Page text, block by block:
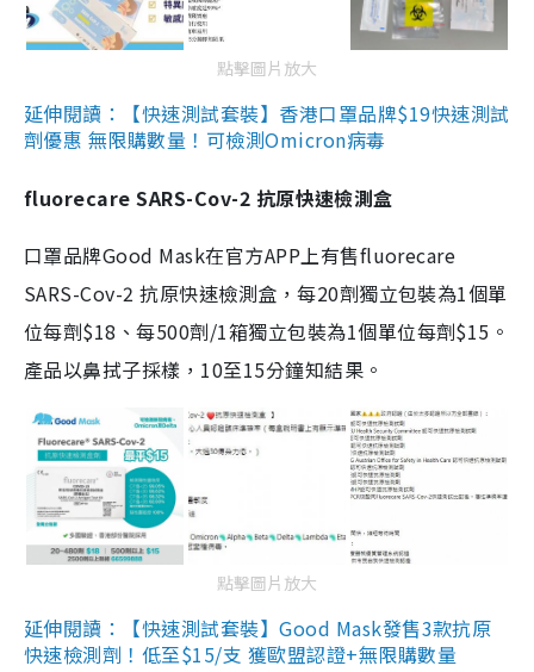
點擊圖片放大
延伸閱讀：【快速測試套裝】香港口罩品牌$19快速測試
劑優惠 無限購數量！可檢測Omicron病毒
fluorecare SARS-Cov-2 抗原快速檢測盒
口罩品牌Good Mask在官方APP上有售fluorecare
SARS-Cov-2 抗原快速檢測盒，每20劑獨立包裝為1個單
位每劑$18、每500劑/1箱獨立包裝為1個單位每劑$15。
產品以鼻拭子採樣，10至15分鐘知結果。
點擊圖片放大
延伸閱讀：【快速測試套裝】Good Mask發售3款抗原
快速檢測劑！低至$15/支 獲歐盟認證+無限購數量